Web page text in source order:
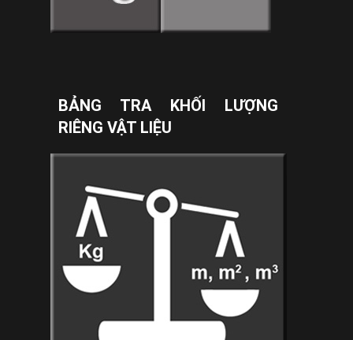
BẢNG TRA KHỐI LƯỢNG
RIÊNG VẬT LIỆU